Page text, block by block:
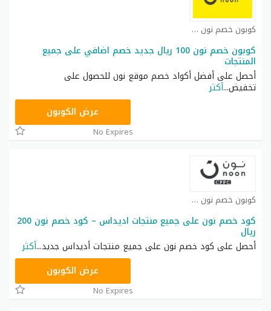
كوبون خصم نون مصر كوبون
كوبون خصم نون 100 ريال جديد خصم اضافي على جميع
المنتجات
أحصل على أفضل أكواد خصم موقع نون للحصول على
تخفيض...أكثر
RRF24عرض الكوبون
No Expires
كوبون خصم نون كوبون
كود خصم نون على جميع منتجات اديداس – كود خصم نون 200
ريال
أحصل على كود خصم نون على جميع منتجات أديداس جديد...أكثر
عرض الكوبون
No Expires